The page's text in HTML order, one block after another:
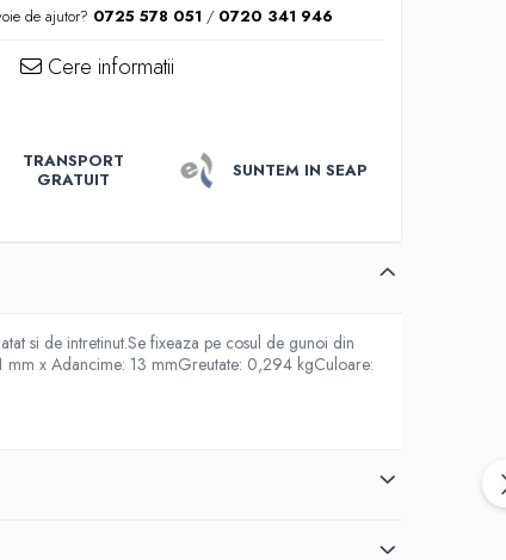
de ajutor? 0725 578 051 / 0720 341 946
Cere informatii
TRANSPORT
GRATUIT
SUNTEM IN SEAP
si de intretinut.Se fixeaza pe cosul de gunoi din
mm x Adancime: 13 mmGreutate: 0,294 kgCuloare: